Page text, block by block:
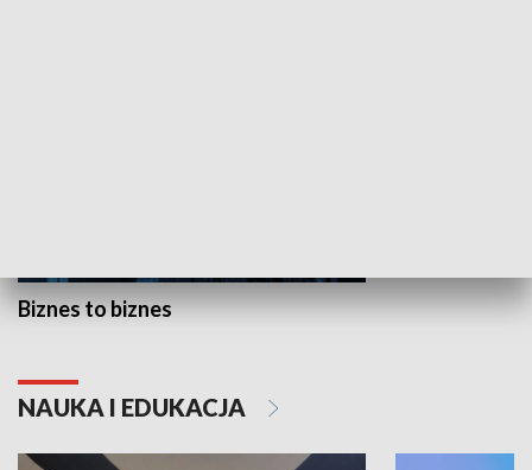
Biznes to biznes
NAUKA I EDUKACJA